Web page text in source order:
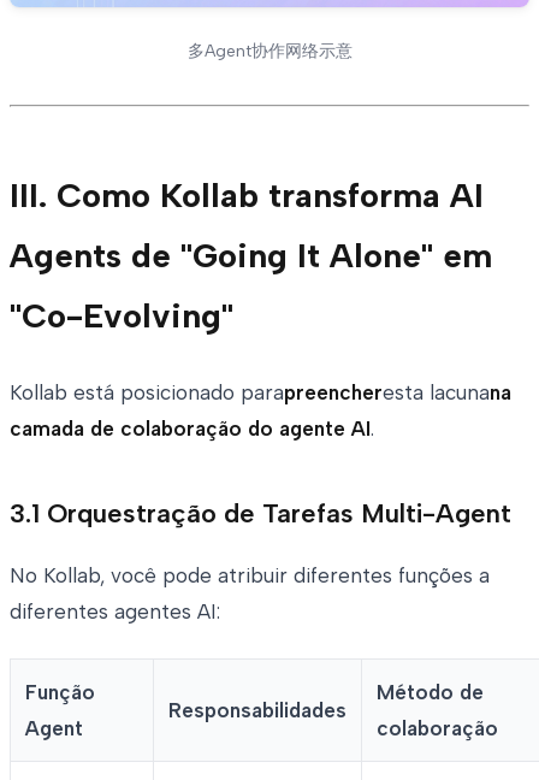
多Agent协作网络示意
III. Como Kollab transforma AI
Agents de "Going It Alone" em
"Co-Evolving"
Kollab está posicionado parapreencheresta lacunana
camada de colaboração do agente AI.
3.1 Orquestração de Tarefas Multi-Agent
No Kollab, você pode atribuir diferentes funções a
diferentes agentes AI:
Função
Agent
Responsabilidades
Método de
colaboração